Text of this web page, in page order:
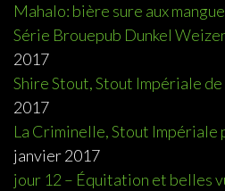
Mahalo: bière sure aux
Série Brouepub Dunkel
2017
Shire Stout, Stout Impériale
2017
La Criminelle, Stout Impériale
janvier 2017
jour 12 – Équitation et belles